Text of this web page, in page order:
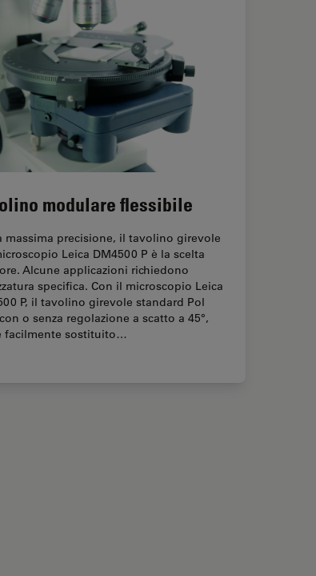
modulare flessibile
massima precisione, il tavolino girevole
Leica DM4500 P è la scelta
Alcune applicazioni richiedono
specifica. Con il microscopio Leica
P, il tavolino girevole standard Pol
o senza regolazione a scatto a 45°,
facilmente sostituito…